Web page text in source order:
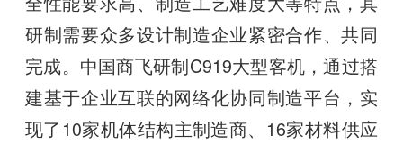
研制需要众多设计制造企业紧密合作、共同
完成。中国商飞研制C919大型客机，通过搭
建基于企业互联的网络化协同制造平台，实
现了10家机体结构主制造商、16家材料供应